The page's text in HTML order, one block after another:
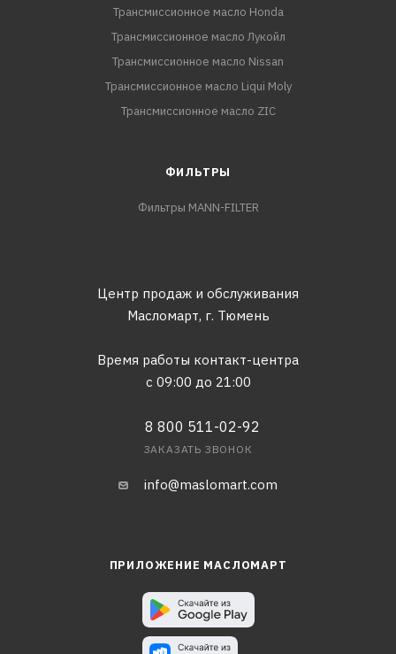
Трансмиссионное масло Honda
Трансмиссионное масло Лукойл
Трансмиссионное масло Nissan
Трансмиссионное масло Liqui Moly
Трансмиссионное масло ZIC
ФИЛЬТРЫ
Фильтры MANN-FILTER
Центр продаж и обслуживания
Масломарт, г. Тюмень
Время работы контакт-центра
с 09:00 до 21:00
8 800 511-02-92
ЗАКАЗАТЬ ЗВОНОК
info@maslomart.com
ПРИЛОЖЕНИЕ МАСЛОМАРТ